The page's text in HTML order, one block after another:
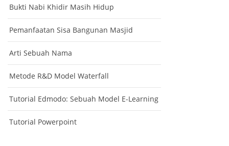
Bukti Nabi Khidir Masih Hidup
Pemanfaatan Sisa Bangunan Masjid
Arti Sebuah Nama
Metode R&D Model Waterfall
Tutorial Edmodo: Sebuah Model E-Learning
Tutorial Powerpoint